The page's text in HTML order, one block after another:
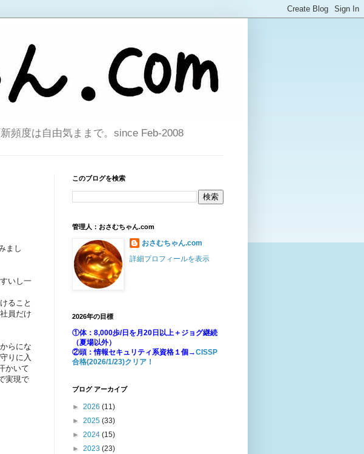
頻度は自由気ままで。since Feb-2008
まし
いし一
ること
員だけ
らにな
りに入
かいて
実現で
このブログを検索
管理人：おさむちゃん.com
おさむちゃん.com
詳細プロフィールを表示
2026年の目標
①体：8,000歩/日を月20日以上＋ジョグ継続
（夏場以外）
②頭：情報セキュリティ系資格１個→CISSP
合格(2026/1/23)クリア！
ブログ アーカイブ
► 2026 (11)
► 2025 (33)
► 2024 (15)
► 2023 (23)